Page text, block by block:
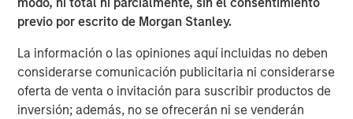
previo por escrito de Morgan Stanley.
La información o las opiniones aquí incluidas no deben
considerarse comunicación publicitaria ni considerarse
oferta de venta o invitación para suscribir productos de
inversión; además, no se ofrecerán ni se venderán
ARTÍCULOS RELACIONADOS
CARON’S CORNER
There’s a New Sheriff in Town: Culture
Change at the Fed